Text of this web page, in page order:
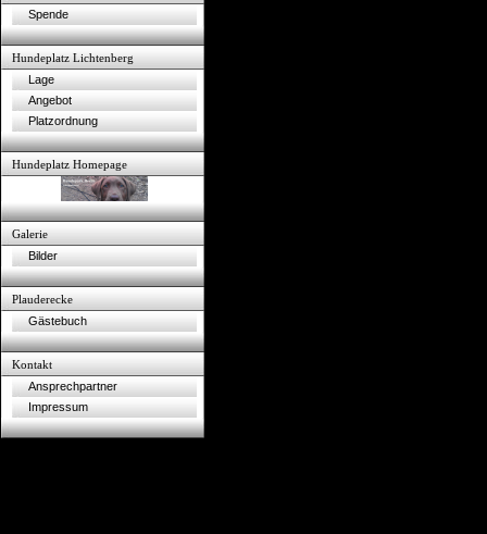
Spende
Hundeplatz Lichtenberg
Lage
Angebot
Platzordnung
Hundeplatz Homepage
Galerie
Bilder
Plauderecke
Gästebuch
Kontakt
Ansprechpartner
Impressum